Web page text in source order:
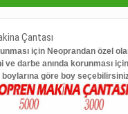
Çantası
için Neoprandan özel
darbe anında korunması
boylarına göre boy